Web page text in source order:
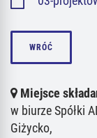
WRÓĆ
Miejsce
w biurze Spółki
Giżycko,